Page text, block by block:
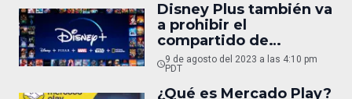
Disney Plus también va
a prohibir el
compartido de
contraseñas
9 de agosto del 2023 a las 4:10 pm
PDT
¿Qué es Mercado Play?